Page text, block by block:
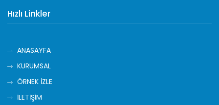
Hızlı Linkler
ANASAYFA
KURUMSAL
ÖRNEK İZLE
İLETİŞİM